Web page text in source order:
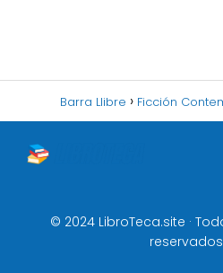
Barra Llibre Ficción
© 2024 LibroTeca.site ·
reservados